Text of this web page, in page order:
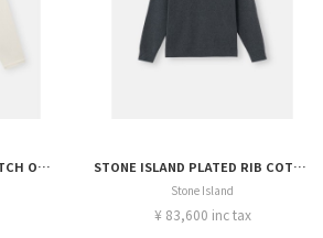
STONE ISLAND MESH STITCH ORGANIC COTTON FLEECE STONE ISLAND PLATED RIB COTTON BOUCLÉ KNIT
Stone Island
¥ 83,600 inc tax